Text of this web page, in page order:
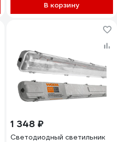
В корзину
1 348 ₽
Светодиодный светильник